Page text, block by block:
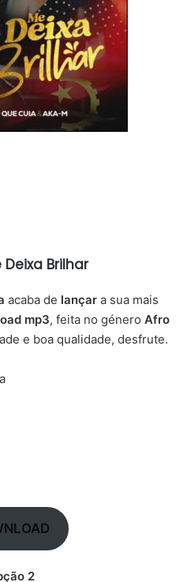
Deixa Brilhar
acaba de lançar a sua mais
mp3, feita no género Afro
e boa qualidade, desfrute.
2